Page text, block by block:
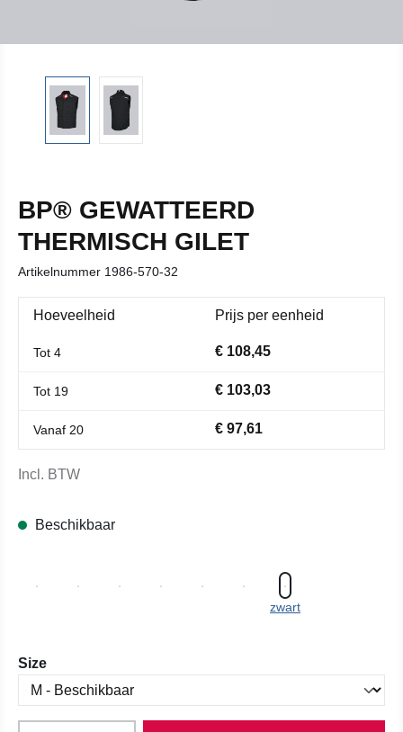
BP® GEWATTEERD
THERMISCH GILET
Artikelnummer 1986-570-32
Hoeveelheid Prijs per eenheid
Tot 4 € 108,45
Tot 19 € 103,03
Vanaf 20 € 97,61
Incl. BTW
Beschikbaar
zwart
Selecteer
Size